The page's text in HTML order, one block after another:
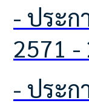
- ประกาศปฏิทินการเตรียมความพร้อมเพื่อจัดทำแผนพัฒนาท้องถิ่น ฉบับที่ 3 (พ.ศ.
2571 -
- ประ